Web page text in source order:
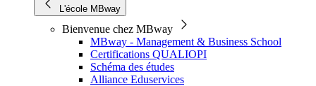
L'école MBway
Bienvenue chez MBway
MBway - Management & Business School
Certifications QUALIOPI
Schéma des études
Alliance Eduservices